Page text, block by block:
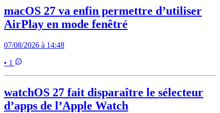
macOS 27 va enfin permettre d’utiliser
AirPlay en mode fenêtré
07/08/2026 à 14:48
• 1
watchOS 27 fait disparaître le sélecteur
d’apps de l’Apple Watch